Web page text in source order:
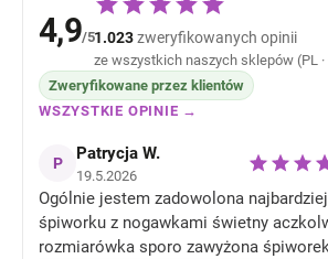
4,9/51.023zweryfikowanych opinii
ze wszystkich naszych sklepów (PL ·
Zweryfikowane przez klientów
WSZYSTKIE OPINIE →
P Patrycja W.
19.5.2026
Ogólnie jestem zadowolona
śpiworku z nogawkami świetny
rozmiarówka sporo zawyżona